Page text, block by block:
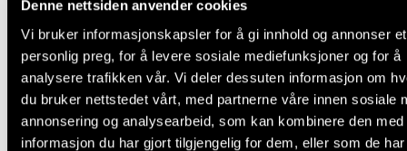
Denne nettsiden anvender cookies
Vi bruker informasjonskapsler for å gi innhold og annonser et
personlig preg, for å levere sosiale mediefunksjoner og for å
analysere trafikken vår. Vi deler dessuten informasjon om
du bruker nettstedet vårt, med partnerne våre innen sosiale
annonsering og analysearbeid, som kan kombinere den med
informasjon du har gjort tilgjengelig for dem, eller som de
Forfatterne